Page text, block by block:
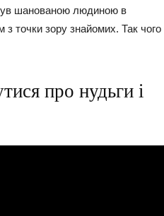
шанованою людиною в
з точки зору знайомих. Так чого
про нудьги і